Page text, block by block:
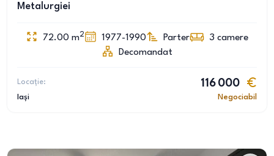
Metalurgiei
72.00 m2 1977-1990 Parter 3 camere
Decomandat
Locație:
Iași
116 000
Negociabil